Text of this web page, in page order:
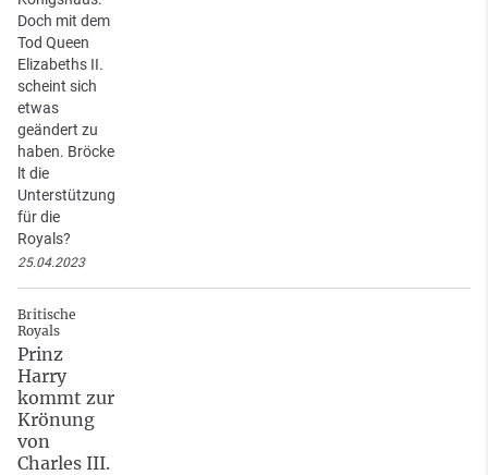
Doch mit dem
Tod Queen
Elizabeths II.
scheint sich
etwas
geändert zu
haben. Bröcke
lt die
Unterstützung
für die
Royals?
25.04.2023
Britische
Royals
Prinz
Harry
kommt zur
Krönung
von
Charles III.